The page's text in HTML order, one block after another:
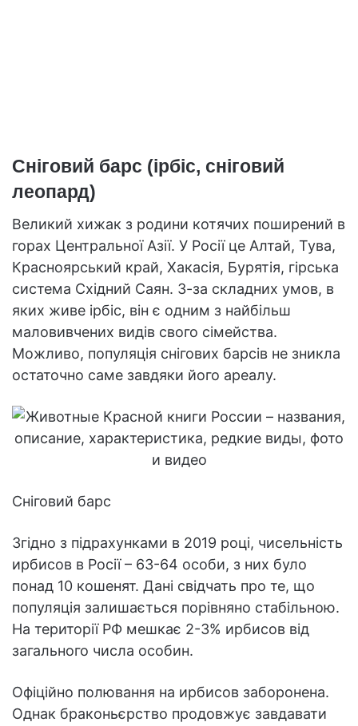
Сніговий барс (ірбіс, сніговий
леопард)
Великий хижак з родини котячих поширений в
горах Центральної Азії. У Росії це Алтай, Тува,
Красноярський край, Хакасія, Бурятія, гірська
система Східний Саян. З-за складних умов, в
яких живе ірбіс, він є одним з найбільш
маловивчених видів свого сімейства.
Можливо, популяція снігових барсів не зникла
остаточно саме завдяки його ареалу.
Сніговий барс
Згідно з підрахунками в 2019 році, чисельність
ирбисов в Росії – 63-64 особи, з них було
понад 10 кошенят. Дані свідчать про те, що
популяція залишається порівняно стабільною.
На території РФ мешкає 2-3% ирбисов від
загального числа особин.
Офіційно полювання на ирбисов заборонена.
Однак браконьєрство продовжує завдавати